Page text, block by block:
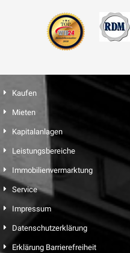
Kaufen
Mieten
Kapitalanlagen
Leistungsbereiche
Immobilienvermarktung
Service
Impressum
Datenschutzerklärung
Erklärung Barrierefreiheit